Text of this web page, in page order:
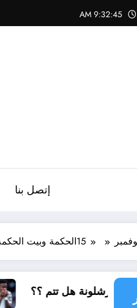
9:32:47 AM
إتصل بنا
15الحكمة وبيت
الجديد مع ريال مدريد